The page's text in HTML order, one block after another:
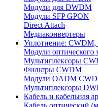
Модули для DWDM
Модули SFP GPON
Direct Attach
Медиаконвертеры
Уплотнение:
Модули оптического
Мультиплексоры
Фильтры CWDM
Модули OADM
Мультиплексоры
Кабель и кабельная
Кабель оптический